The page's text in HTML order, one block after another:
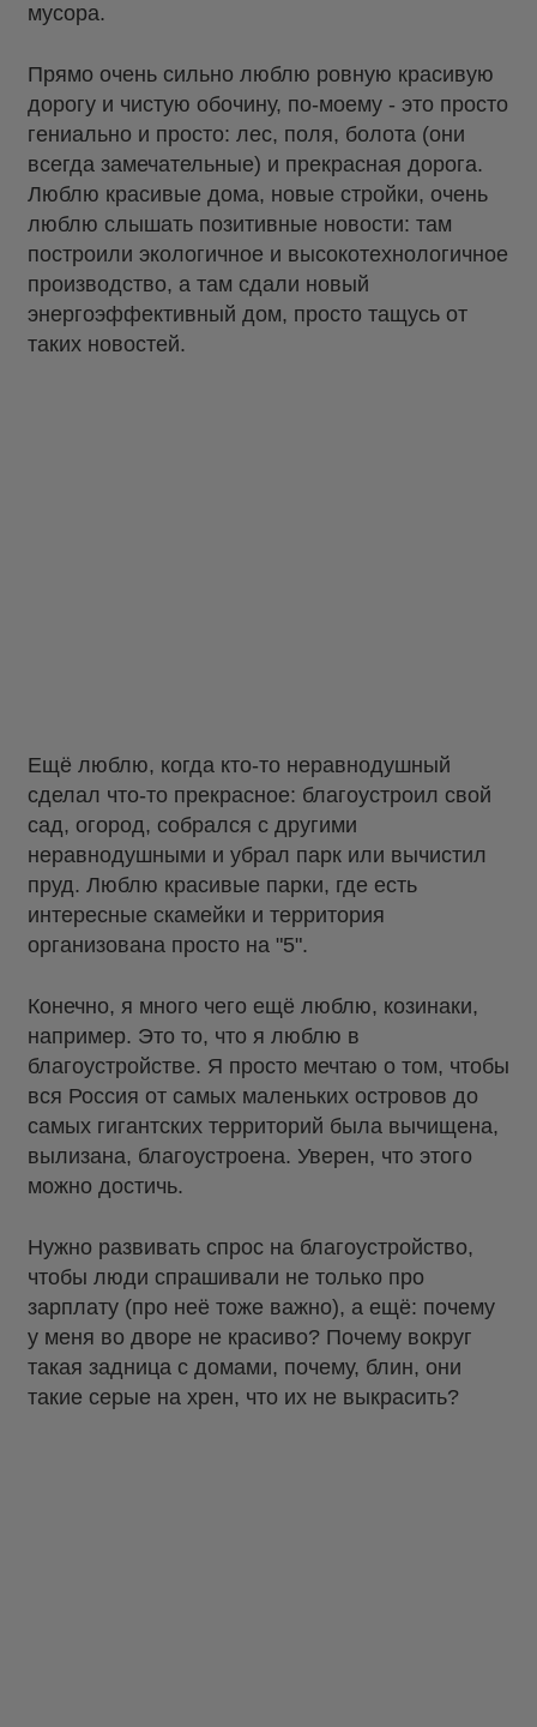
мусора.
Прямо очень сильно люблю ровную красивую
дорогу и чистую обочину, по-моему - это просто
гениально и просто: лес, поля, болота (они
всегда замечательные) и прекрасная дорога.
Люблю красивые дома, новые стройки, очень
люблю слышать позитивные новости: там
построили экологичное и высокотехнологичное
производство, а там сдали новый
энергоэффективный дом, просто тащусь от
таких новостей.
Ещё люблю, когда кто-то неравнодушный
сделал что-то прекрасное: благоустроил свой
сад, огород, собрался с другими
неравнодушными и убрал парк или вычистил
пруд. Люблю красивые парки, где есть
интересные скамейки и территория
организована просто на "5".
Конечно, я много чего ещё люблю, козинаки,
например. Это то, что я люблю в
благоустройстве. Я просто мечтаю о том, чтобы
вся Россия от самых маленьких островов до
самых гигантских территорий была вычищена,
вылизана, благоустроена. Уверен, что этого
можно достичь.
Нужно развивать спрос на благоустройство,
чтобы люди спрашивали не только про
зарплату (про неё тоже важно), а ещё: почему
у меня во дворе не красиво? Почему вокруг
такая задница с домами, почему, блин, они
такие серые на хрен, что их не выкрасить?